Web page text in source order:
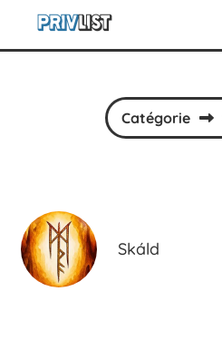
Catégorie
Skáld